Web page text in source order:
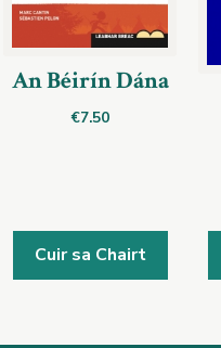
An Béirín Dána
€7.50
Cuir sa Chairt